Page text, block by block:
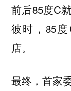
前后85度C
彼时，85
店。
最终，首家